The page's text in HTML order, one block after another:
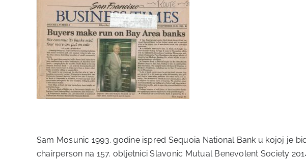
Sam Mosunic 1993. godine ispred Sequoia National Bank u kojoj je
chairperson na 157. obljetnici Slavonic Mutual Benevolent Society